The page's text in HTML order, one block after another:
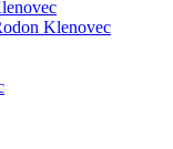
Klenovec